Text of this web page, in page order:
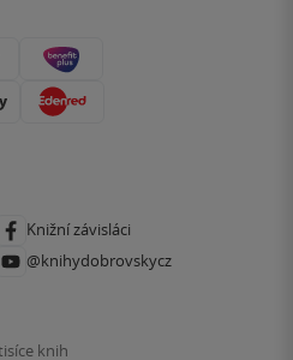
Knižní závisláci
@knihydobrovskycz
knih